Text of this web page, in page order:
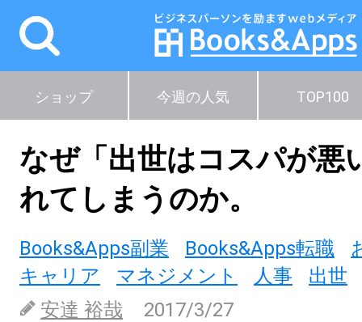
ショップ 今週の人気 TOP100
なぜ「出世はコスパが悪
れてしまうのか。
Books&Apps副業 Books&Apps転職
キャリア
マネジメント 人事
出世
安達 裕哉
2017/3/27